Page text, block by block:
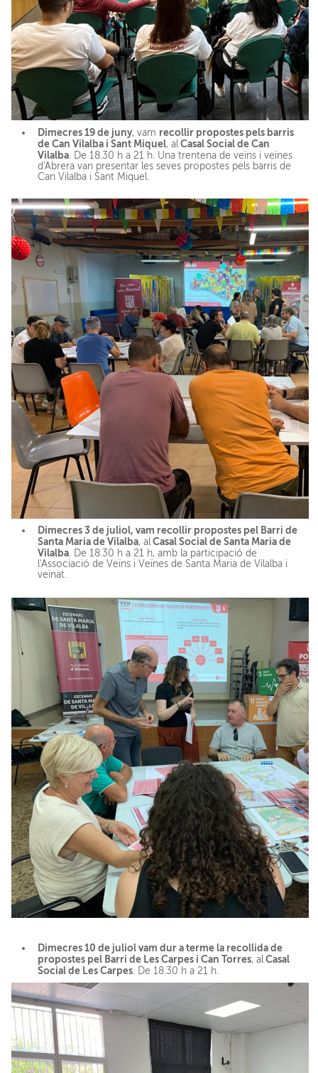
Dimecres 19 de juny, vam recollir propostes pels barris
de Can Vilalba i Sant Miquel, al Casal Social de Can
Vilalba . De 18.30 h a 21 h. Una trentena de veïns i veïnes
d'Abrera van presentar les seves propostes pels barris de
Can Vilalba i Sant Miquel.
Dimecres 3 de juliol, vam recollir propostes pel Barri de
Santa Maria de Vilalba, al Casal Social de Santa Maria de
Vilalba. De 18.30 h a 21 h, amb la participació de
l'Associació de Veïns i Veïnes de Santa Maria de Vilalba i
veïnat.
Dimecres 10 de juliol vam dur a terme la recollida de
propostes pel Barri de Les Carpes i Can Torres, al Casal
Social de Les Carpes. De 18.30 h a 21 h.